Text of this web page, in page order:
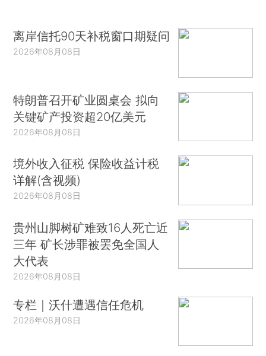
离岸信托90天补税窗口期疑问
2026年08月08日
特朗普召开矿业圆桌会 拟向
关键矿产投资超20亿美元
2026年08月08日
境外收入征税 保险收益计税
详解(含视频)
2026年08月08日
贵州山脚树矿难致16人死亡近
三年 矿长涉罪被罢免全国人
大代表
2026年08月08日
专栏｜沃什遭遇信任危机
2026年08月08日